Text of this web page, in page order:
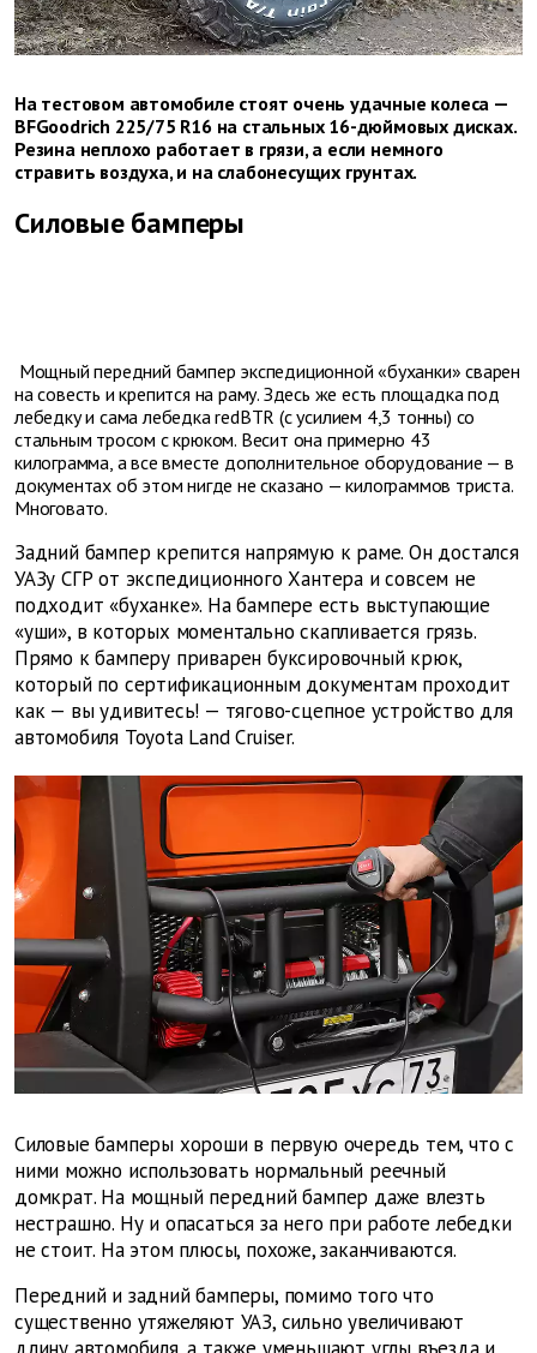
На тестовом автомобиле стоят очень удачные колеса —
BFGoodrich 225/75 R16 на стальных 16-дюймовых дисках.
Резина неплохо работает в грязи, а если немного
стравить воздуха, и на слабонесущих грунтах.
Силовые бамперы
Мощный передний бампер экспедиционной «буханки» сварен
на совесть и крепится на раму. Здесь же есть площадка под
лебедку и сама лебедка redBTR (с усилием 4,3 тонны) со
стальным тросом с крюком. Весит она примерно 43
килограмма, а все вместе дополнительное оборудование — в
документах об этом нигде не сказано — килограммов триста.
Многовато.
Задний бампер крепится напрямую к раме. Он достался
УАЗу СГР от экспедиционного Хантера и совсем не
подходит «буханке». На бампере есть выступающие
«уши», в которых моментально скапливается грязь.
Прямо к бамперу приварен буксировочный крюк,
который по сертификационным документам проходит
как — вы удивитесь! — тягово-сцепное устройство для
автомобиля Toyota Land Cruiser.
Силовые бамперы хороши в первую очередь тем, что с
ними можно использовать нормальный реечный
домкрат. На мощный передний бампер даже влезть
нестрашно. Ну и опасаться за него при работе лебедки
не стоит. На этом плюсы, похоже, заканчиваются.
Передний и задний бамперы, помимо того что
существенно утяжеляют УАЗ, сильно увеличивают
длину автомобиля, а также уменьшают углы въезда и